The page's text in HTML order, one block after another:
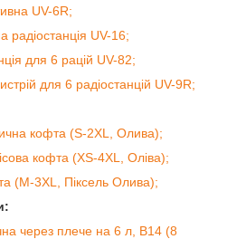
UV-6R;
радіостанція UV-16;
для 6 рацій UV-82;
для 6 радіостанцій UV-9R;
кофта (S-2XL, Олива);
кофта (XS-4XL, Оліва);
(M-3XL, Піксель Олива);
через плече на 6 л, B14 (8